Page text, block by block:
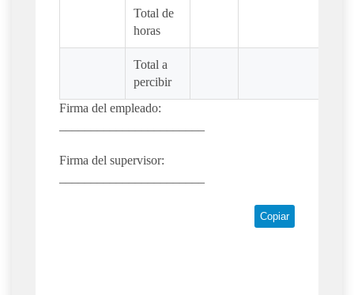
Total de
horas
Total a
percibir
Firma del empleado:
Firma del supervisor:
Copiar